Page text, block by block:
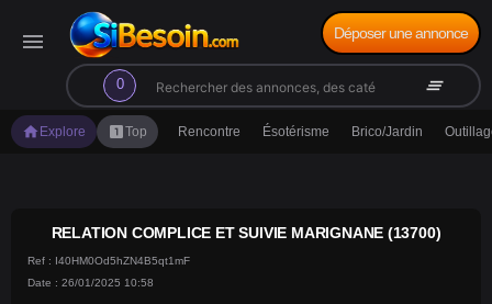
menu
0
search clear_all
Déposer une annonce
home Explore looks_oneTop Rencontre Ésotérisme Brico/Jardin
RELATION COMPLICE ET SUIVIE MARIGNANE (13700)
Ref : I40HM0Od5hZN4B5qt1mF
Date : 26/01/2025 10:58